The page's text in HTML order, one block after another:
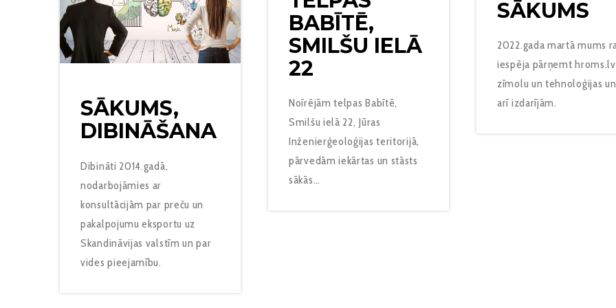
BABĪTĒ,
SMILŠU IELĀ
22
Noīrējām telpas Babītē,
Smilšu ielā 22, Jūras
Inženierģeoloģijas teritorijā,
pārvedām iekārtas un stāsts
sākās…
SĀKUMS
2022.gada martā mums
iespēja pārņemt hroms.lv
zīmolu un tehnoloģijas
arī izdarījām.
SĀKUMS,
DIBINĀŠANA
Dibināti 2014.gadā,
nodarbojāmies ar
konsultācijām par preču un
pakalpojumu eksportu uz
Skandināvijas valstīm un par
vides pieejamību.